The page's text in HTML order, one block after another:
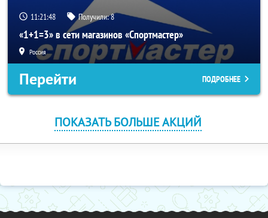
11:21:48 Получили:8
«1+1=3» в сети магазинов «Спортмастер»
Россия
Перейти ПОДРОБНЕЕ
ПОКАЗАТЬ БОЛЬШЕ АКЦИЙ